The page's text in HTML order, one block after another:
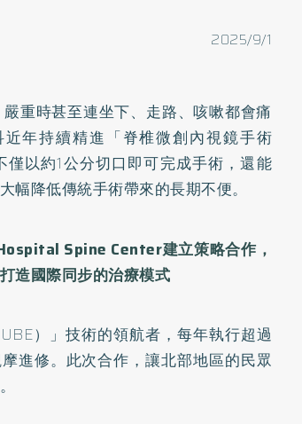
2025/9/1
重時甚至連坐下、走路、咳嗽都會痛
年持續精進「脊椎微創內視鏡手術
僅以約1公分切口即可完成手術，還能
降低傳統手術帶來的長期不便。
Spine Center建立策略合作，
造國際同步的治療模式
）」技術的領航者，每年執行超過
進修。此次合作，讓北部地區的民眾